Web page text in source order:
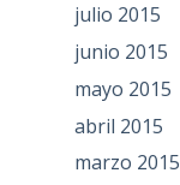
julio 2015
junio 2015
mayo 2015
abril 2015
marzo 2015